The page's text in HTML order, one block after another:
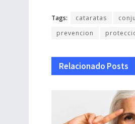
Tags: cataratas
prevencion
Relacionado Posts